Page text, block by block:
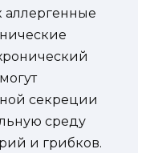
аллергенные
секреции
среду
и грибков.